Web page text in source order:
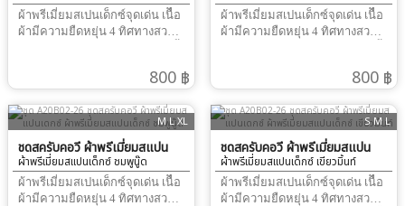
ผ้าพรีเมี่ยมสเปนเด็กซ์จุดเด่น เนืื้อ
ผ้ามีความยืดหยุ่น 4 ทิศทางสวม
ชื่อ และ โลโก้ได้ผ้าไม่ติดขน800 ฿
ผ้าพรีเมี่ยมสเปนเด็กซ์จุดเด่น เนืื้อ
ผ้ามีความยืดหยุ่น 4 ทิศทางสวม
ชื่อ และ โลโก้ได้ผ้าไม่ติดขน800 ฿
M L XL
ชุดสครับคอวี ผ้าพรีเมี่ยมสแปน
เดกซ์
ผ้าพรีเมี่ยมสแปนเด็กซ์ ชมพูนู๊ด
ผ้าพรีเมี่ยมสเปนเด็กซ์จุดเด่น เนืื้อ
ผ้ามีความยืดหยุ่น 4 ทิศทางสวม
S M L
ชุดสครับคอวี ผ้าพรีเมี่ยมสแปน
เดกซ์
ผ้าพรีเมี่ยมสแปนเด็กซ์ เขียวมิ้นท์
ผ้าพรีเมี่ยมสเปนเด็กซ์จุดเด่น เนืื้อ
ผ้ามีความยืดหยุ่น 4 ทิศทางสวม